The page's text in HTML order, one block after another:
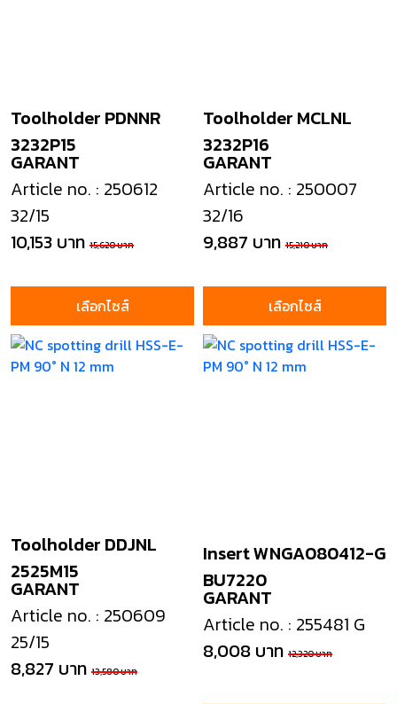
GARANT
Toolholder PDNNR
3232P15
Article no. : 250612
32/15
10,153 บาท 15,620 บาท
เลือกไซส์
GARANT
Toolholder MCLNL
3232P16
Article no. : 250007
32/16
9,887 บาท 15,210 บาท
เลือกไซส์
GARANT
Toolholder DDJNL
2525M15
Article no. : 250609
25/15
8,827 บาท 13,580 บาท
GARANT
Insert WNGA080412-G
BU7220
Article no. : 255481 G
8,008 บาท 12,320 บาท